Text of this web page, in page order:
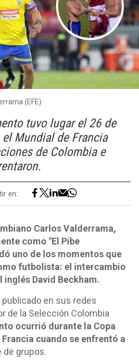
(EFE)
tuvo lugar el 26 de
Mundial de Francia
de Colombia e
en:
Carlos Valderrama,
como "El Pibe
uno de los momentos que
futbolista: el intercambio
inglés David Beckham.
en sus redes
de la Selección Colombia
ocurrió durante la Copa
cuando se enfrentó a
de grupos.